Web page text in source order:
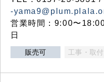
-
営業時間：9:00〜
日
販売可 工事・取